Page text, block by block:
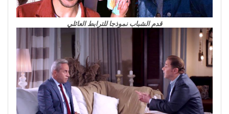
قدم الشباب نموذجا للترابط العائلي